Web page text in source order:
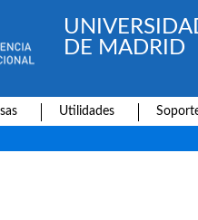
DE MADRID
Utilidades